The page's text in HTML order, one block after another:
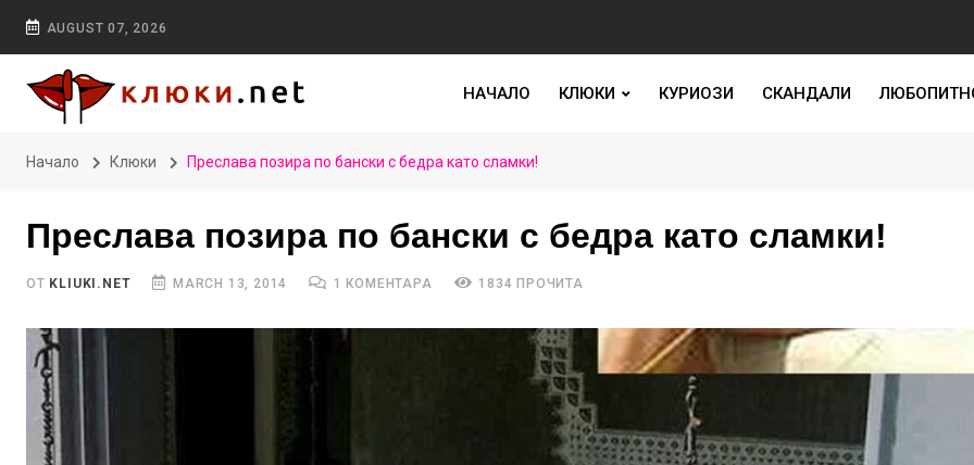
AUGUST 07, 2026
НАЧАЛО КЛЮКИ КУРИОЗИ СКАНДАЛИ
Начало Клюки Преслава позира по бански с бедра като сламки!
Преслава позира по бански с бедра като сламки!
ОТ KLIUKI.NET MARCH 13, 2014 1 КОМЕНТАРА 1834 ПРОЧИТА